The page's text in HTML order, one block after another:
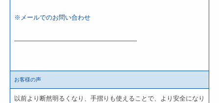
※メールでのお問い合わせ
———————————————————-
お客様の声
以前より断然明るくなり、手摺りも使えることで、より安全になり